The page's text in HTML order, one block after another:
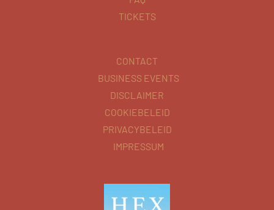
TICKETS
CONTACT
BUSINESS EVENTS
DISCLAIMER
COOKIEBELEID
PRIVACYBELEID
IMPRESSUM